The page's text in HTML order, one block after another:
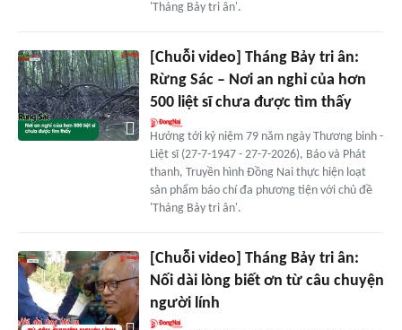
'Tháng Bảy tri ân'.
[Chuỗi video] Tháng Bảy tri ân:
Rừng Sác – Nơi an nghỉ của hơn
500 liệt sĩ chưa được tìm thấy
Hướng tới kỷ niệm 79 năm ngày Thương binh -
Liệt sĩ (27-7-1947 - 27-7-2026), Báo và Phát
thanh, Truyền hình Đồng Nai thực hiện loạt
sản phẩm báo chí đa phương tiện với chủ đề
'Tháng Bảy tri ân'.
[Chuỗi video] Tháng Bảy tri ân:
Nối dài lòng biết ơn từ câu chuyện
người lính